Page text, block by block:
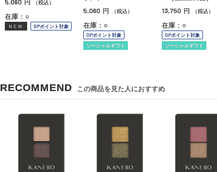
5,060 円 （税込）
在庫：○
NEW OPポイント対象
5,060 円 （税込）
在庫：○
OPポイント対象
ソーシャルギフト
13,750 円 （税込）
在庫：○
OPポイント対象
ソーシャルギフト
RECOMMEND この商品を見た人におすすめ